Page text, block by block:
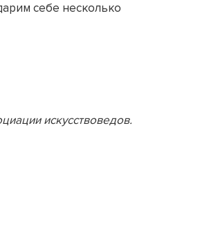
себе несколько
искусствоведов.